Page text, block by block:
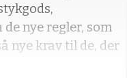
nye regler, som
nye krav til de, der